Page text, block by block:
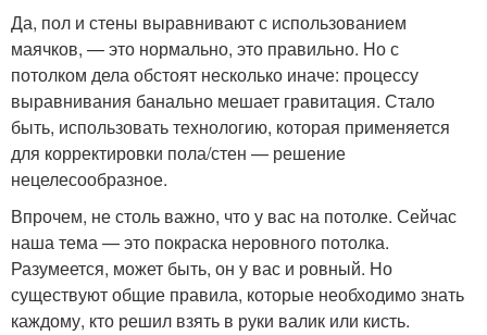
Да, пол и стены выравнивают с использованием
маячков, — это нормально, это правильно. Но с
потолком дела обстоят несколько иначе: процессу
выравнивания банально мешает гравитация. Стало
быть, использовать технологию, которая применяется
для корректировки пола/стен — решение
нецелесообразное.
Впрочем, не столь важно, что у вас на потолке. Сейчас
наша тема — это покраска неровного потолка.
Разумеется, может быть, он у вас и ровный. Но
существуют общие правила, которые необходимо знать
каждому, кто решил взять в руки валик или кисть.